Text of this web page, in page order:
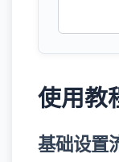
使用教
基础设置